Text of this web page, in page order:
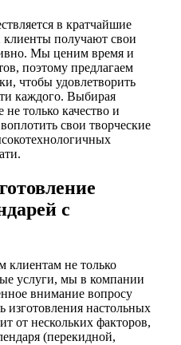
в кратчайшие
клиенты получают свои
Мы ценим время и
поэтому предлагаем
чтобы удовлетворить
каждого. Выбирая
только качество и
свои творческие
с
клиентам не только
услуги, мы в компании
внимание вопросу
изготовления настольных
от нескольких факторов,
(перекидной,